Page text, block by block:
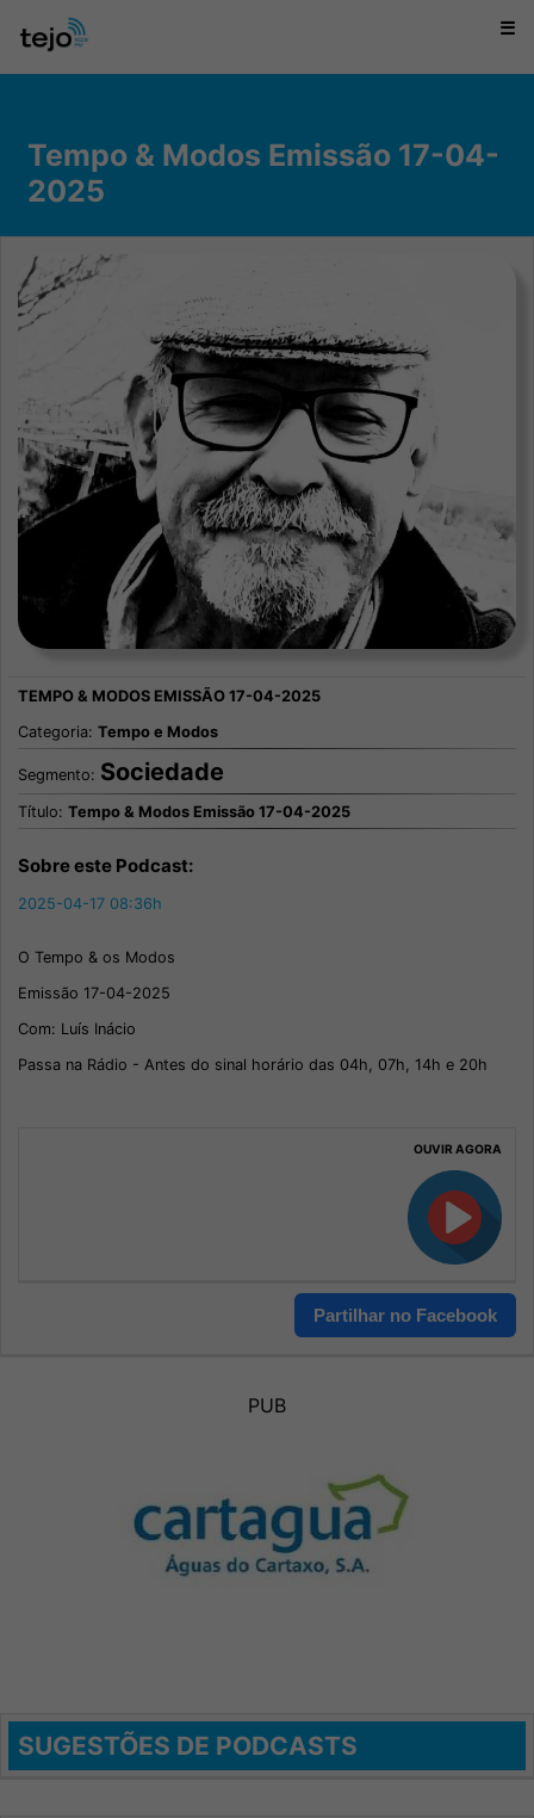
☰
Tempo & Modos Emissão 17-04-
2025
Categoria: Tempo e Modos
Segmento: Sociedade
Título: Tempo & Modos Emissão 17-04-2025
Sobre este Podcast:
2025-04-17 08:36h
O Tempo & os Modos
Emissão 17-04-2025
Com: Luís Inácio
Passa na Rádio - Antes do sinal horário das 04h, 07h, 14h e 20h
OUVIR AGORA
Partilhar no Facebook
PUB
SUGESTÕES DE PODCASTS